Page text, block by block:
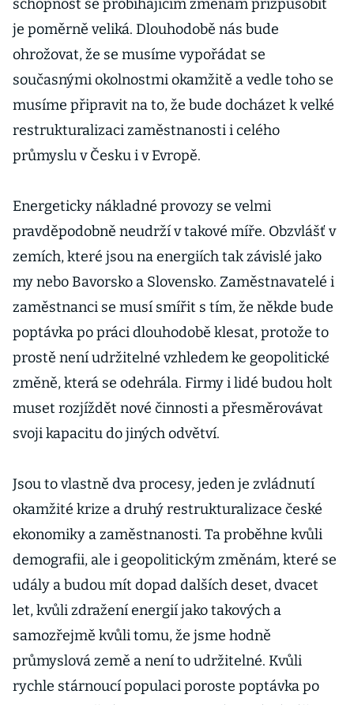
schopnost se probíhajícím změnám přizpůsobit
je poměrně veliká. Dlouhodobě nás bude
ohrožovat, že se musíme vypořádat se
současnými okolnostmi okamžitě a vedle toho se
musíme připravit na to, že bude docházet k velké
restrukturalizaci zaměstnanosti i celého
průmyslu v Česku i v Evropě.
Energeticky nákladné provozy se velmi
pravděpodobně neudrží v takové míře. Obzvlášť v
zemích, které jsou na energiích tak závislé jako
my nebo Bavorsko a Slovensko. Zaměstnavatelé i
zaměstnanci se musí smířit s tím, že někde bude
poptávka po práci dlouhodobě klesat, protože to
prostě není udržitelné vzhledem ke geopolitické
změně, která se odehrála. Firmy i lidé budou holt
muset rozjíždět nové činnosti a přesměrovávat
svoji kapacitu do jiných odvětví.
Jsou to vlastně dva procesy, jeden je zvládnutí
okamžité krize a druhý restrukturalizace české
ekonomiky a zaměstnanosti. Ta proběhne kvůli
demografii, ale i geopolitickým změnám, které se
udály a budou mít dopad dalších deset, dvacet
let, kvůli zdražení energií jako takových a
samozřejmě kvůli tomu, že jsme hodně
průmyslová země a není to udržitelné. Kvůli
rychle stárnoucí populaci poroste poptávka po